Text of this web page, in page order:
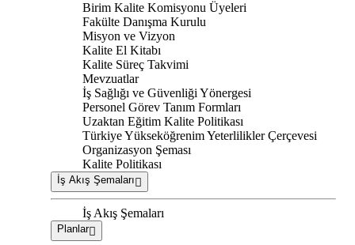
Birim Kalite Komisyonu Üyeleri
Fakülte Danışma Kurulu
Misyon ve Vizyon
Kalite El Kitabı
Kalite Süreç Takvimi
Mevzuatlar
İş Sağlığı ve Güvenliği Yönergesi
Personel Görev Tanım Formları
Uzaktan Eğitim Kalite Politikası
Türkiye Yükseköğrenim Yeterlilikler Çerçevesi
Organizasyon Şeması
Kalite Politikası
İş Akış Şemaları
İş Akış Şemaları
Planlar